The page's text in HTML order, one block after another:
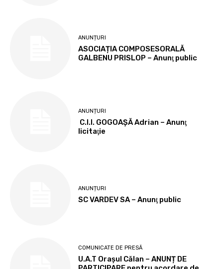
ANUNȚURI
ASOCIAȚIA COMPOSESORALĂ
GALBENU PRISLOP – Anunţ public
ANUNȚURI
C.I.I. GOGOAŞĂ Adrian – Anunţ
licitaţie
ANUNȚURI
SC VARDEV SA – Anunţ public
COMUNICATE DE PRESĂ
U.A.T Orașul Călan – ANUNȚ DE